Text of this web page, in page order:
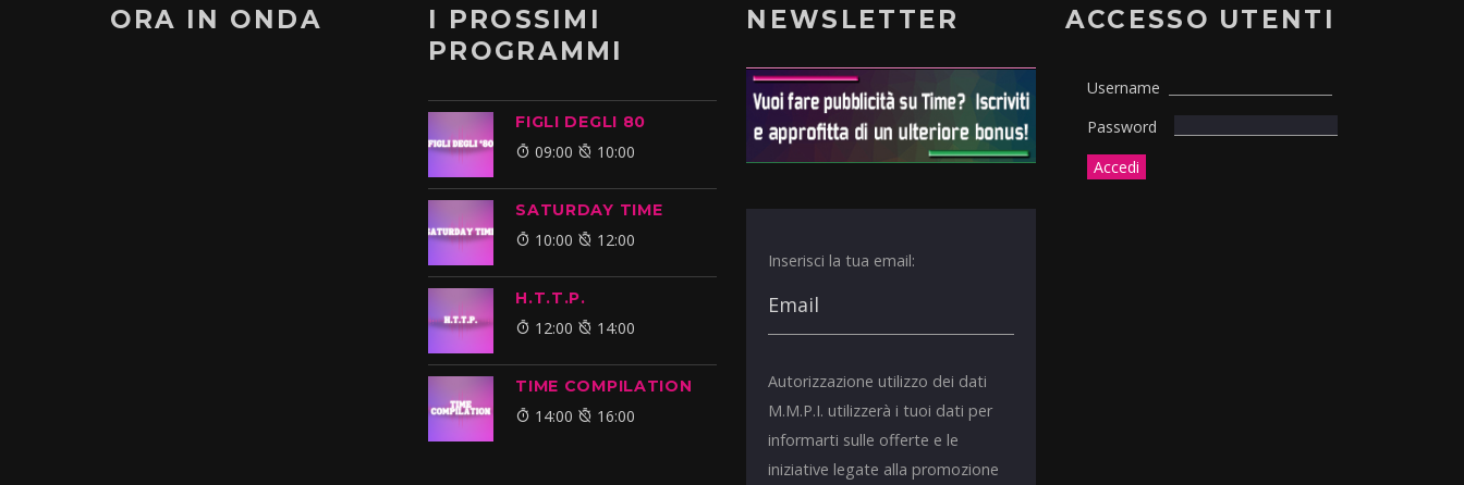
ORA IN ONDA
I PROSSIMI
PROGRAMMI
FIGLI DEGLI 80
09:00 10:00
SATURDAY TIME
10:00 12:00
H.T.T.P.
12:00 14:00
TIME COMPILATION
14:00 16:00
NEWSLETTER
Inserisci la tua email:
Autorizzazione utilizzo dei dati
M.M.P.I. utilizzerà i tuoi dati per
informarti sulle offerte e le
iniziative legate alla promozione
ACCESSO UTENTI
Username
Password